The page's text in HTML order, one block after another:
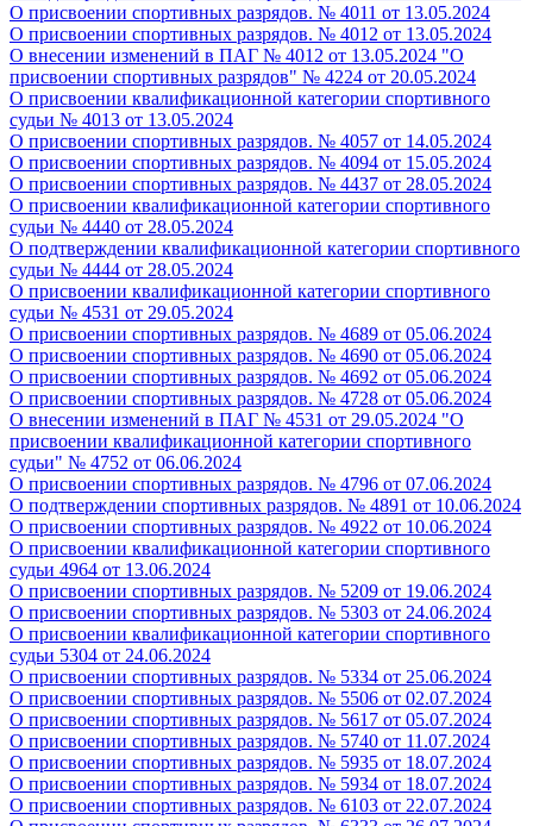
О присвоении спортивных разрядов. № 4011 от 13.05.2024
О присвоении спортивных разрядов. № 4012 от 13.05.2024
О внесении изменений в ПАГ № 4012 от 13.05.2024 "О
присвоении спортивных разрядов" № 4224 от 20.05.2024
О присвоении квалификационной категории спортивного
судьи № 4013 от 13.05.2024
О присвоении спортивных разрядов. № 4057 от 14.05.2024
О присвоении спортивных разрядов. № 4094 от 15.05.2024
О присвоении спортивных разрядов. № 4437 от 28.05.2024
О присвоении квалификационной категории спортивного
судьи № 4440 от 28.05.2024
О подтверждении квалификационной категории спортивного
судьи № 4444 от 28.05.2024
О присвоении квалификационной категории спортивного
судьи № 4531 от 29.05.2024
О присвоении спортивных разрядов. № 4689 от 05.06.2024
О присвоении спортивных разрядов. № 4690 от 05.06.2024
О присвоении спортивных разрядов. № 4692 от 05.06.2024
О присвоении спортивных разрядов. № 4728 от 05.06.2024
О внесении изменений в ПАГ № 4531 от 29.05.2024 "О
присвоении квалификационной категории спортивного
судьи" № 4752 от 06.06.2024
О присвоении спортивных разрядов. № 4796 от 07.06.2024
О подтверждении спортивных разрядов. № 4891 от 10.06.2024
О присвоении спортивных разрядов. № 4922 от 10.06.2024
О присвоении квалификационной категории спортивного
судьи 4964 от 13.06.2024
О присвоении спортивных разрядов. № 5209 от 19.06.2024
О присвоении спортивных разрядов. № 5303 от 24.06.2024
О присвоении квалификационной категории спортивного
судьи 5304 от 24.06.2024
О присвоении спортивных разрядов. № 5334 от 25.06.2024
О присвоении спортивных разрядов. № 5506 от 02.07.2024
О присвоении спортивных разрядов. № 5617 от 05.07.2024
О присвоении спортивных разрядов. № 5740 от 11.07.2024
О присвоении спортивных разрядов. № 5935 от 18.07.2024
О присвоении спортивных разрядов. № 5934 от 18.07.2024
О присвоении спортивных разрядов. № 6103 от 22.07.2024